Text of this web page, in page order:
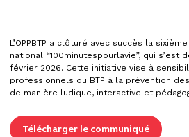
L’OPPBTP a clôturé avec succès la
national “100minutespourlavie”, qui s’est
février 2026. Cette initiative vise à
professionnels du BTP à la prévention
de manière ludique, interactive et
Télécharger le communiqué